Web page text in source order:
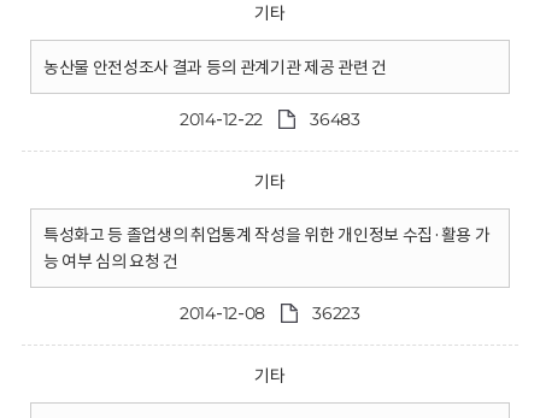
기타
농산물 안전성조사 결과 등의 관계기관 제공 관련 건
2014-12-22 36483
기타
특성화고 등 졸업생의 취업통계 작성을 위한 개인정보 수집·활용 가
능 여부 심의 요청 건
2014-12-08 36223
기타